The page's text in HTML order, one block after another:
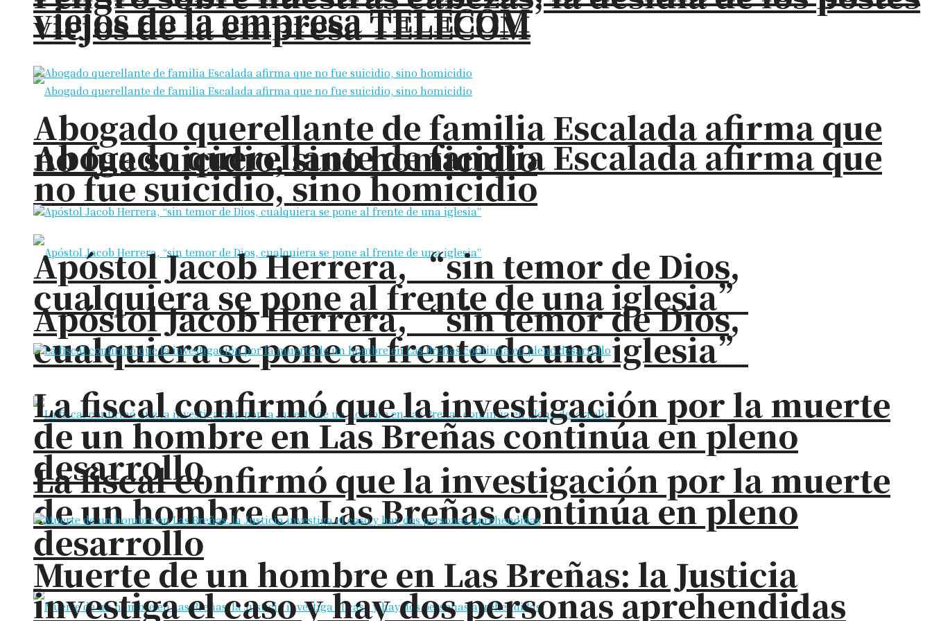
viejos de la empresa TELECOM
Abogado querellante de familia Escalada afirma que
no fue suicidio, sino homicidio
Apóstol Jacob Herrera, “sin temor de Dios,
cualquiera se pone al frente de una iglesia”
La fiscal confirmó que la investigación por la muerte
de un hombre en Las Breñas continúa en pleno
desarrollo
viejos de la empresa TELECOM
Abogado querellante de familia Escalada afirma que
no fue suicidio, sino homicidio
Apóstol Jacob Herrera, “sin temor de Dios,
cualquiera se pone al frente de una iglesia”
La fiscal confirmó que la investigación por la muerte
de un hombre en Las Breñas continúa en pleno
desarrollo
Muerte de un hombre en Las Breñas: la Justicia
investiga el caso y hay dos personas aprehendidas